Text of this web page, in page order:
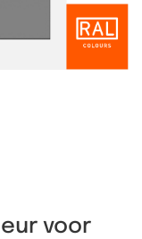
voor